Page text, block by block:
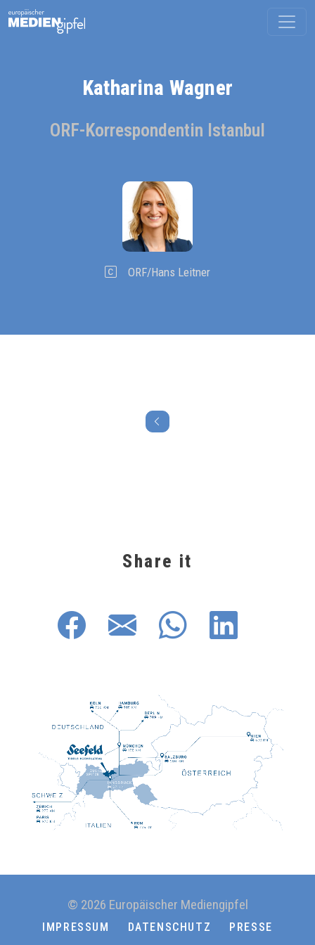
Katharina Wagner
ORF-Korrespondentin Istanbul
ORF/Hans Leitner
Share it
© 2026 Europäischer Mediengipfel
IMPRESSUM DATENSCHUTZ PRESSE